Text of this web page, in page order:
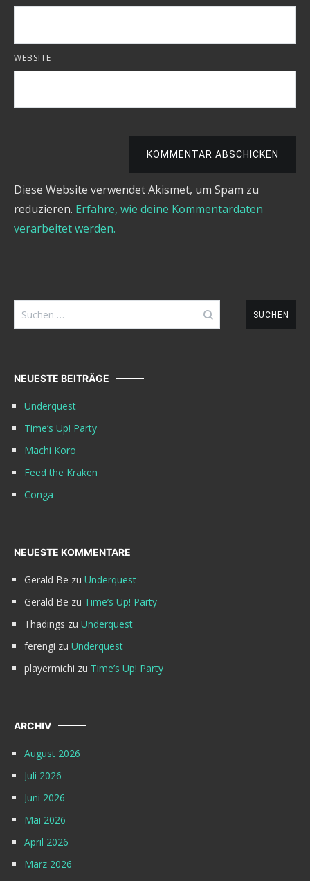
WEBSITE
KOMMENTAR ABSCHICKEN
Diese Website verwendet Akismet, um Spam zu
reduzieren. Erfahre, wie deine Kommentardaten
verarbeitet werden.
Suchen
nach:
NEUESTE BEITRÄGE
Underquest
Time’s Up! Party
Machi Koro
Feed the Kraken
Conga
NEUESTE KOMMENTARE
Gerald Be zu Underquest
Gerald Be zu Time’s Up! Party
Thadings zu Underquest
ferengi zu Underquest
playermichi zu Time’s Up! Party
ARCHIV
August 2026
Juli 2026
Juni 2026
Mai 2026
April 2026
März 2026